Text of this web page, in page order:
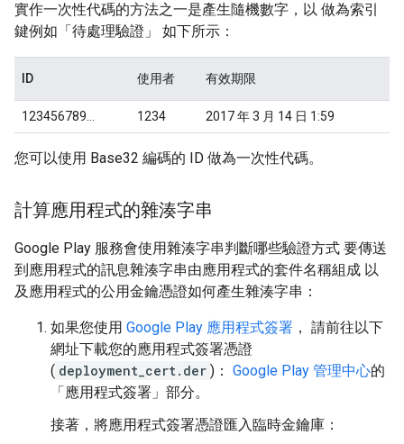
實作一次性代碼的方法之一是產生隨機數字，以 做為索引
鍵例如「待處理驗證」 如下所示：
ID 使用者 有效期限
123456789... 1234 2017 年 3 月 14 日 1:59
您可以使用 Base32 編碼的 ID 做為一次性代碼。
計算應用程式的雜湊字串
Google Play 服務會使用雜湊字串判斷哪些驗證方式 要傳送
到應用程式的訊息雜湊字串由應用程式的套件名稱組成 以
及應用程式的公用金鑰憑證如何產生雜湊字串：
如果您使用 Google Play 應用程式簽署 ， 請前往以下
網址下載您的應用程式簽署憑證
( deployment_cert.der )： Google Play 管理中心的
「應用程式簽署」 部分。
接著，將應用程式簽署憑證匯入臨時金鑰庫：